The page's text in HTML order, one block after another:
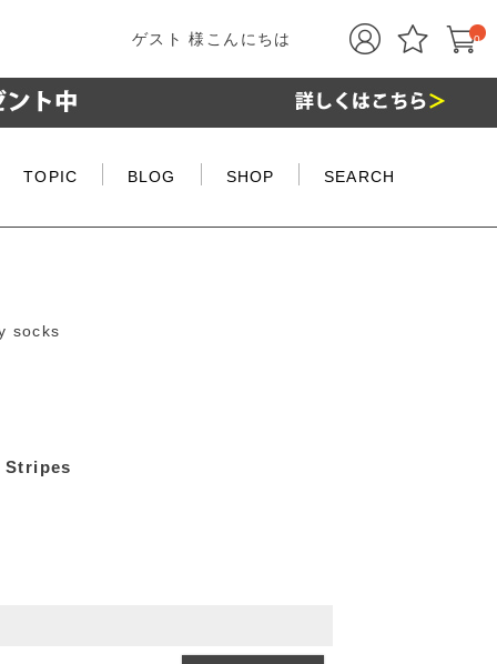
ゲスト 様こんにちは 0
TOPIC BLOG SHOP SEARCH
socks
Stripes